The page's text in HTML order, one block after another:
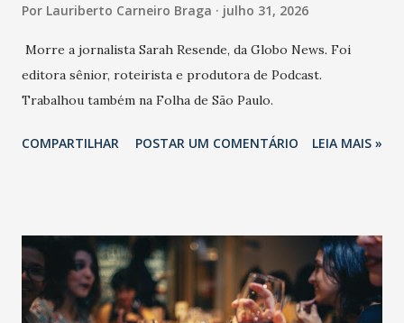
Por Lauriberto Carneiro Braga julho 31, 2026
Morre a jornalista Sarah Resende, da Globo News. Foi
editora sênior, roteirista e produtora de Podcast.
Trabalhou também na Folha de São Paulo.
COMPARTILHAR POSTAR UM COMENTÁRIO LEIA MAIS »